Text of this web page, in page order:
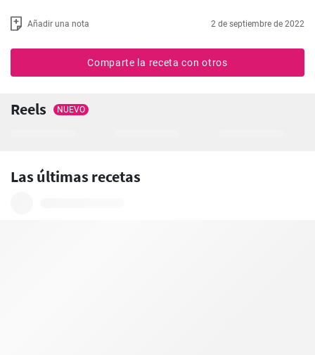
Añadir una nota 2 de septiembre de 2022
Comparte la receta con otros
Reels NUEVO
Las últimas recetas